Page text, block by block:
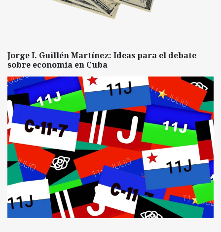
Jorge I. Guillén Martínez: Ideas para el debate
sobre economía en Cuba